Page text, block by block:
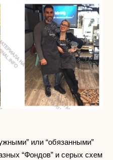
или “обязанными”
“Фондов” и серых схем